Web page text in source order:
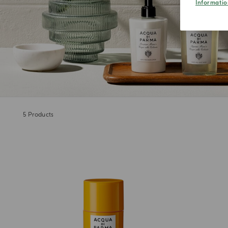
5 Products